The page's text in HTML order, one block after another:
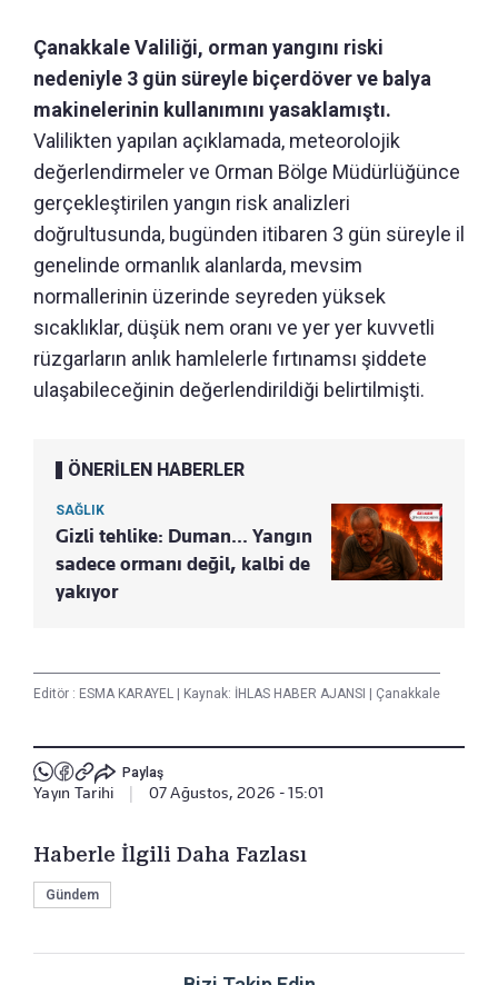
Çanakkale Valiliği, orman yangını riski
nedeniyle 3 gün süreyle biçerdöver ve balya
makinelerinin kullanımını yasaklamıştı.
Valilikten yapılan açıklamada, meteorolojik
değerlendirmeler ve Orman Bölge Müdürlüğünce
gerçekleştirilen yangın risk analizleri
doğrultusunda, bugünden itibaren 3 gün süreyle il
genelinde ormanlık alanlarda, mevsim
normallerinin üzerinde seyreden yüksek
sıcaklıklar, düşük nem oranı ve yer yer kuvvetli
rüzgarların anlık hamlelerle fırtınamsı şiddete
ulaşabileceğinin değerlendirildiği belirtilmişti.
ÖNERİLEN HABERLER
SAĞLIK
Gizli tehlike: Duman... Yangın
sadece ormanı değil, kalbi de
yakıyor
Editör : ESMA KARAYEL | Kaynak: İHLAS HABER AJANSI | Çanakkale
Paylaş
Yayın Tarihi 07 Ağustos, 2026 - 15:01
Haberle İlgili Daha Fazlası
Gündem